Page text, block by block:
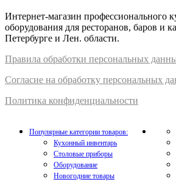
Интернет-магазин профессионального
оборудования для ресторанов, баров и
Петербурге и Лен. области.
Правила обработки персональных да
Согласие на обработку персональных
Политика конфиденциальности
Популярные категории товаров:
Кухонный инвентарь
Столовые приборы
Оборудование
Новогодние товары